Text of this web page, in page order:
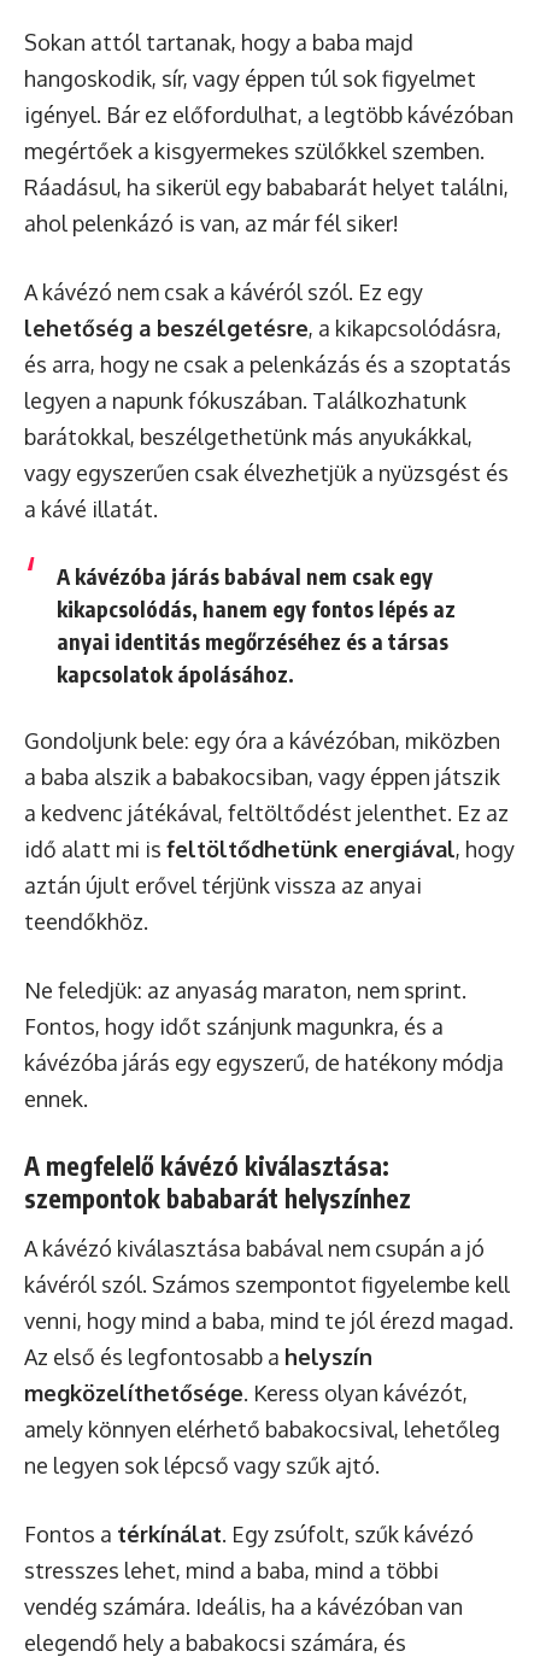
Sokan attól tartanak, hogy a baba majd
hangoskodik, sír, vagy éppen túl sok figyelmet
igényel. Bár ez előfordulhat, a legtöbb kávézóban
megértőek a kisgyermekes szülőkkel szemben.
Ráadásul, ha sikerül egy bababarát helyet találni,
ahol pelenkázó is van, az már fél siker!
A kávézó nem csak a kávéról szól. Ez egy
lehetőség a beszélgetésre, a kikapcsolódásra,
és arra, hogy ne csak a pelenkázás és a szoptatás
legyen a napunk fókuszában. Találkozhatunk
barátokkal, beszélgethetünk más anyukákkal,
vagy egyszerűen csak élvezhetjük a nyüzsgést és
a kávé illatát.
A kávézóba járás babával nem csak egy
kikapcsolódás, hanem egy fontos lépés az
anyai identitás megőrzéséhez és a társas
kapcsolatok ápolásához.
Gondoljunk bele: egy óra a kávézóban, miközben
a baba alszik a babakocsiban, vagy éppen játszik
a kedvenc játékával, feltöltődést jelenthet. Ez az
idő alatt mi is feltöltődhetünk energiával, hogy
aztán újult erővel térjünk vissza az anyai
teendőkhöz.
Ne feledjük: az anyaság maraton, nem sprint.
Fontos, hogy időt szánjunk magunkra, és a
kávézóba járás egy egyszerű, de hatékony módja
ennek.
A megfelelő kávézó kiválasztása:
szempontok bababarát helyszínhez
A kávézó kiválasztása babával nem csupán a jó
kávéról szól. Számos szempontot figyelembe kell
venni, hogy mind a baba, mind te jól érezd magad.
Az első és legfontosabb a helyszín
megközelíthetősége. Keress olyan kávézót,
amely könnyen elérhető babakocsival, lehetőleg
ne legyen sok lépcső vagy szűk ajtó.
Fontos a térkínálat. Egy zsúfolt, szűk kávézó
stresszes lehet, mind a baba, mind a többi
vendég számára. Ideális, ha a kávézóban van
elegendő hely a babakocsi számára, és